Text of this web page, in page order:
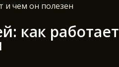
и чем он полезен
как работает